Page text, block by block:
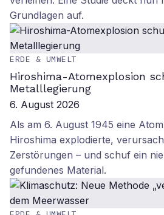
Grundlagen auf.
ERDE & UMWELT
Hiroshima-Atomexplosion
Metalllegierung
6. August 2026
Als am 6. August 1945 eine
Hiroshima explodierte,
Zerstörungen – und schuf ein
gefundenes Material.